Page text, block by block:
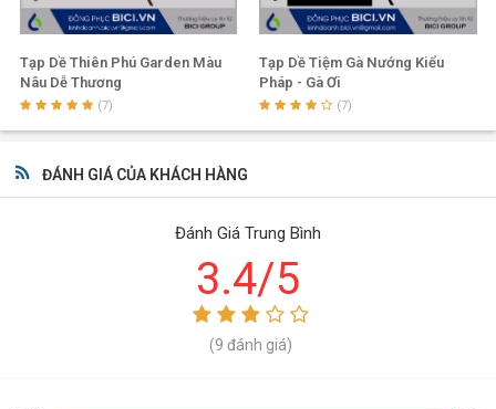
Tạp Dề Thiên Phú Garden Màu
Nâu Dễ Thương
(7)
Tạp Dề Tiệm Gà Nướng Kiểu
Pháp - Gà Ơi
(7)
ĐÁNH GIÁ CỦA KHÁCH HÀNG
Đánh Giá Trung Bình
3.4/5
(9 đánh giá)